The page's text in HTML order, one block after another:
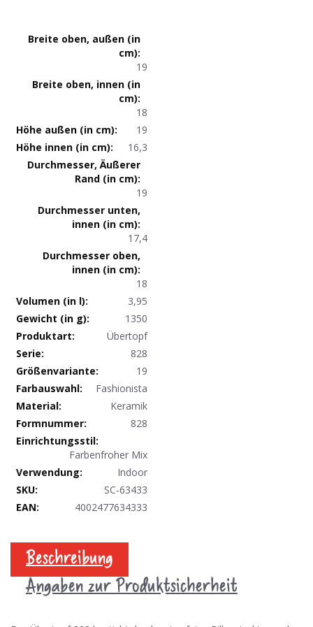
Produktmaße
19
18
19
16,3
19
17,4
18
3,95
1350
Produktdaten
Übertopf
828
19
Fashionista
Keramik
828
Farbenfroher Mix
Indoor
SC-63433
4002477634333
Beschreibung
Angaben zur Produktsicherheit